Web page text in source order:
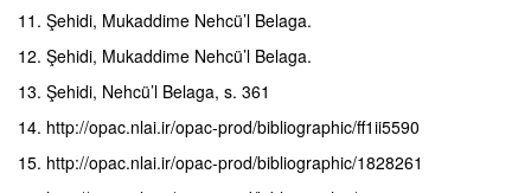
11. Şehidi, Mukaddime Nehcü’l Belaga.
12. Şehidi, Mukaddime Nehcü’l Belaga.
13. Şehidi, Nehcü’l Belaga, s. 361
14. http://opac.nlai.ir/opac-prod/bibliographic/ff1ii5590
15. http://opac.nlai.ir/opac-prod/bibliographic/1828261